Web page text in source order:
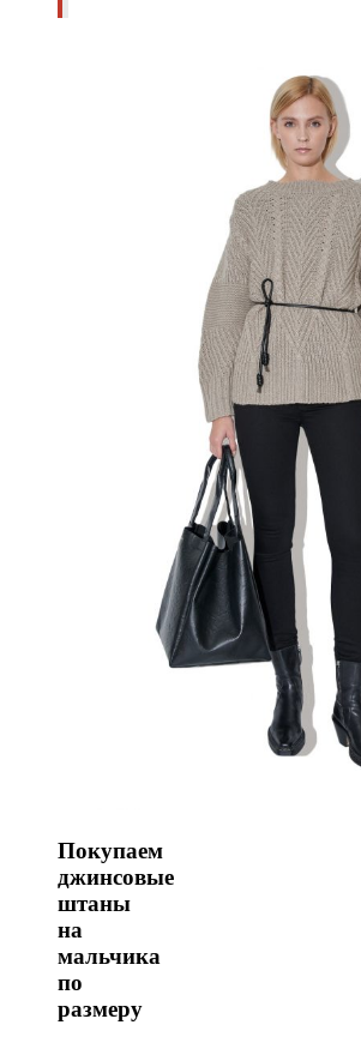
Покупаем
джинсовые
штаны
на
мальчика
по
размеру